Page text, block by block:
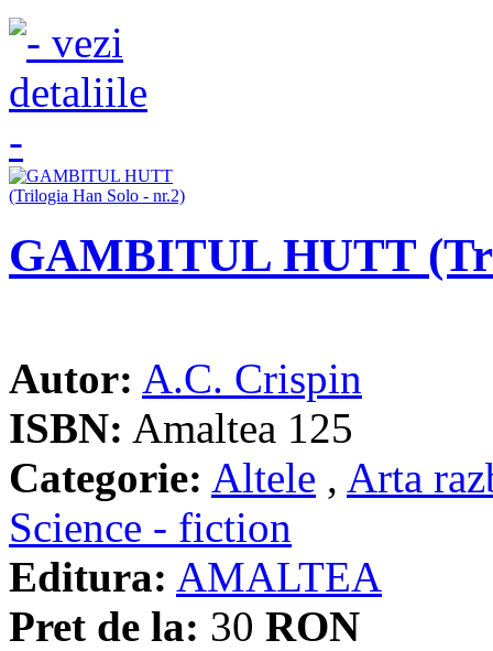
GAMBITUL HUTT
Autor: A.C. Crispin
ISBN: Amaltea 125
Categorie: Altele , Arta
Science - fiction
Editura: AMALTEA
Pret de la: 30 RON